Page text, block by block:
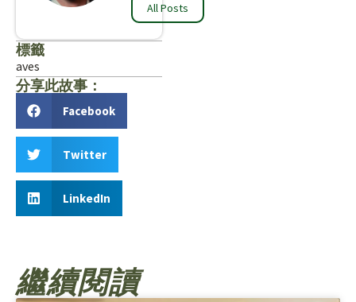
All Posts
標籤
aves
分享此故事：
Facebook
Twitter
LinkedIn
繼續閱讀